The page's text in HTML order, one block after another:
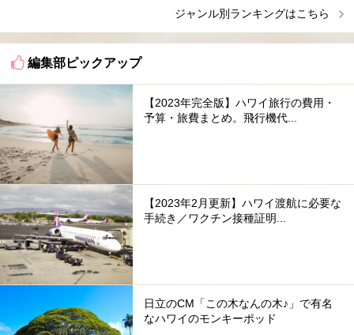
ジャンル別ランキングはこちら
編集部ピックアップ
【2023年完全版】ハワイ旅行の費用・
予算・旅費まとめ。飛行機代...
【2023年2月更新】ハワイ渡航に必要な
手続き／ワクチン接種証明...
日立のCM「この木なんの木♪」で有名
なハワイのモンキーポッド